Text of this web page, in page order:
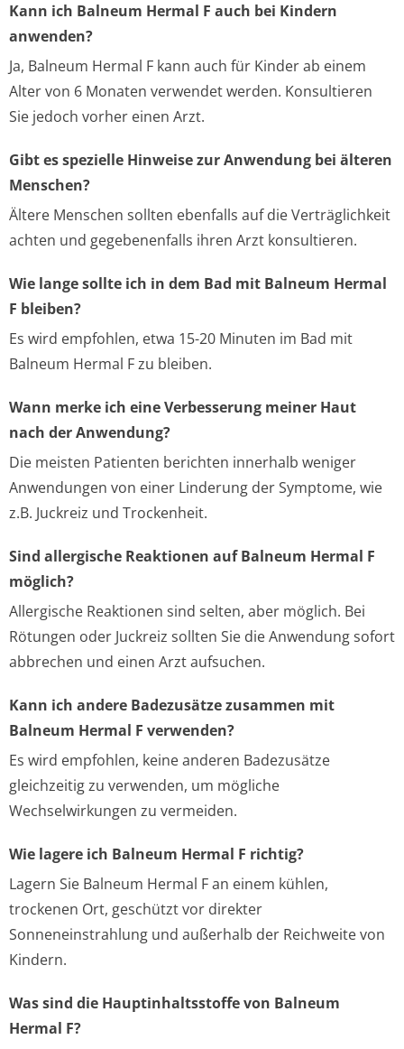
Kann ich Balneum Hermal F auch bei Kindern
anwenden?
Ja, Balneum Hermal F kann auch für Kinder ab einem
Alter von 6 Monaten verwendet werden. Konsultieren
Sie jedoch vorher einen Arzt.
Gibt es spezielle Hinweise zur Anwendung bei älteren
Menschen?
Ältere Menschen sollten ebenfalls auf die Verträglichkeit
achten und gegebenenfalls ihren Arzt konsultieren.
Wie lange sollte ich in dem Bad mit Balneum Hermal
F bleiben?
Es wird empfohlen, etwa 15-20 Minuten im Bad mit
Balneum Hermal F zu bleiben.
Wann merke ich eine Verbesserung meiner Haut
nach der Anwendung?
Die meisten Patienten berichten innerhalb weniger
Anwendungen von einer Linderung der Symptome, wie
z.B. Juckreiz und Trockenheit.
Sind allergische Reaktionen auf Balneum Hermal F
möglich?
Allergische Reaktionen sind selten, aber möglich. Bei
Rötungen oder Juckreiz sollten Sie die Anwendung sofort
abbrechen und einen Arzt aufsuchen.
Kann ich andere Badezusätze zusammen mit
Balneum Hermal F verwenden?
Es wird empfohlen, keine anderen Badezusätze
gleichzeitig zu verwenden, um mögliche
Wechselwirkungen zu vermeiden.
Wie lagere ich Balneum Hermal F richtig?
Lagern Sie Balneum Hermal F an einem kühlen,
trockenen Ort, geschützt vor direkter
Sonneneinstrahlung und außerhalb der Reichweite von
Kindern.
Was sind die Hauptinhaltsstoffe von Balneum
Hermal F?